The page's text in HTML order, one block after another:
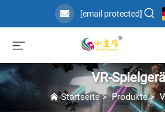
[email protected]
VR-
Startseite>Produkte>